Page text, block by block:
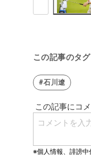
この記事のタグ
#石川遼